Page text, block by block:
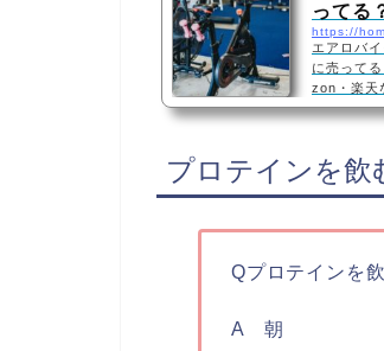
ってる
https://
エアロバ
に売って
zon・楽天
ク・どこ
バイク・
ネティッ
プロテインを飲
Qプロテインを
A 朝